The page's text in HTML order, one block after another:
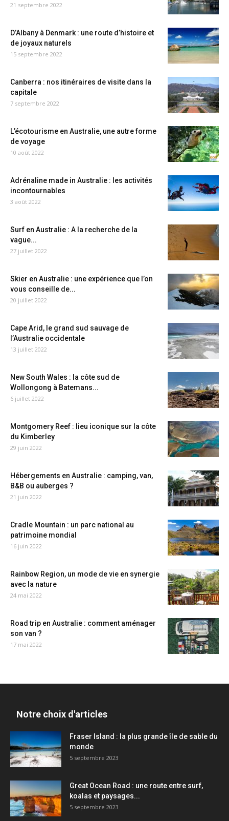
21 septembre 2022
D’Albany à Denmark : une route d’histoire et
de joyaux naturels
15 septembre 2022
Canberra : nos itinéraires de visite dans la
capitale
7 septembre 2022
L’écotourisme en Australie, une autre forme
de voyage
10 août 2022
Adrénaline made in Australie : les activités
incontournables
3 août 2022
Surf en Australie : A la recherche de la
vague...
27 juillet 2022
Skier en Australie : une expérience que l’on
vous conseille de...
20 juillet 2022
Cape Arid, le grand sud sauvage de
l’Australie occidentale
13 juillet 2022
New South Wales : la côte sud de
Wollongong à Batemans...
6 juillet 2022
Montgomery Reef : lieu iconique sur la côte
du Kimberley
29 juin 2022
Hébergements en Australie : camping, van,
B&B ou auberges ?
21 juin 2022
Cradle Mountain : un parc national au
patrimoine mondial
16 juin 2022
Rainbow Region, un mode de vie en synergie
avec la nature
24 mai 2022
Road trip en Australie : comment aménager
son van ?
17 mai 2022
Notre choix d'articles
Fraser Island : la plus grande île de sable du
monde
5 septembre 2023
Great Ocean Road : une route entre surf,
koalas et paysages...
5 septembre 2023